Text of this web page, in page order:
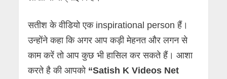
सतीश के वीडियो एक inspirational person हैं।
उन्होंने कहा कि अगर आप कड़ी मेहनत और लगन से
काम करें तो आप कुछ भी हासिल कर सकते हैं। आशा
करते है की आपको“Satish K Videos Net